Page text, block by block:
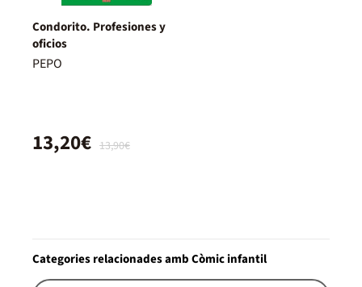
Condorito. Profesiones y
oficios
PEPO
13,90€
13,20€
Categories relacionades amb Còmic infantil